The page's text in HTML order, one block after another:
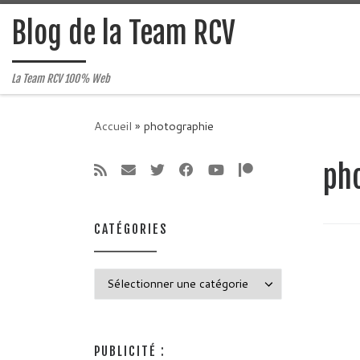
Passer au contenu
Blog de la Team RCV
La Team RCV 100% Web
Accueil » photographie
CATÉGORIES
PUBLICITÉ :